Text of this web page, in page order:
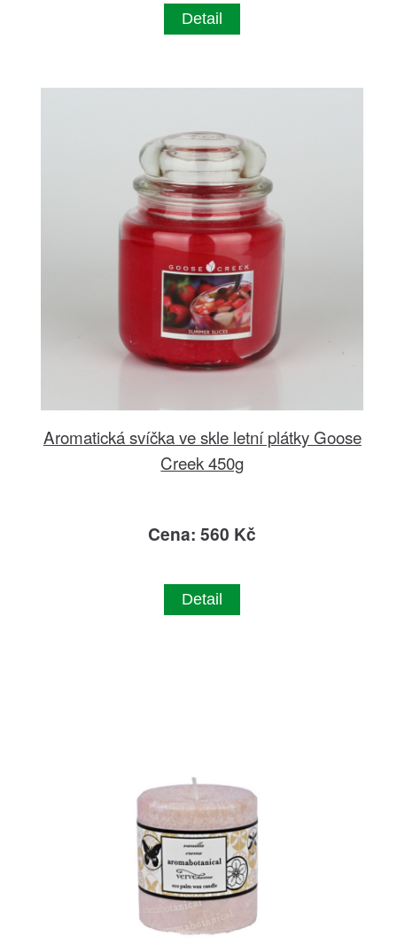
Detail
Aromatická svíčka ve skle letní plátky Goose
Creek 450g
Cena: 560 Kč
Detail